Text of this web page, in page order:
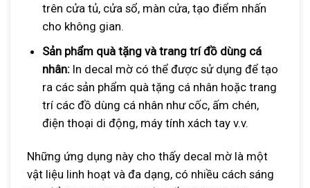
trên cửa tủ, cửa sổ, màn cửa, tạo điểm nhấn
cho không gian.
Sản phẩm quà tặng và trang trí đồ dùng cá
nhân:In decal mờ có thể được sử dụng để tạo
ra các sản phẩm quà tặng cá nhân hoặc trang
trí các đồ dùng cá nhân như cốc, ấm chén,
điện thoại di động, máy tính xách tay v.v.
Những ứng dụng này cho thấy decal mờ là một
vật liệu linh hoạt và đa dạng, có nhiều cách sáng